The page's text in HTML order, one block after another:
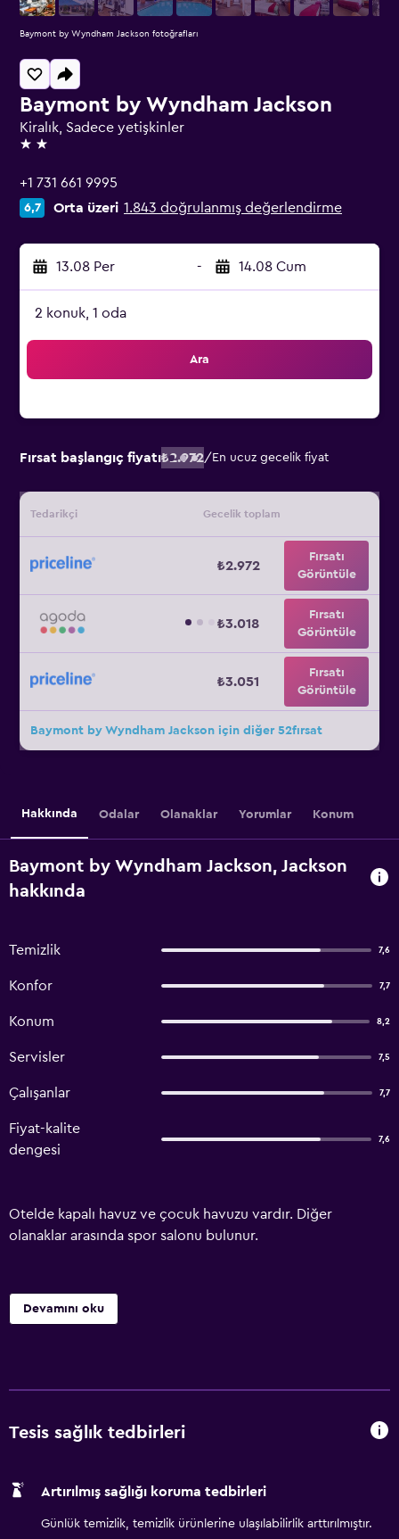
Baymont by Wyndham Jackson
Kiralık, Sadece yetişkinler
2 yıldız
+1 731 661 9995
6,7 Orta üzeri 1.843 doğrulanmış değerlendirme
13.08 Per - 14.08 Cum
2 konuk, 1 oda
Ara
Fırsat başlangıç fiyatı₺2.972/ En ucuz gecelik fiyat
Tedarikçi Gecelik toplam
₺2.972
Fırsatı
Görüntüle
₺3.018
Fırsatı
Görüntüle
₺3.051
Fırsatı
Görüntüle
Baymont by Wyndham Jackson için diğer 52fırsat
Baymont by Wyndham Jackson fotoğrafları
Hakkında Odalar Olanaklar Yorumlar Konum
Baymont by Wyndham Jackson, Jackson
hakkında
Temizlik 7,6
Konfor 7,7
Konum 8,2
Servisler 7,5
Çalışanlar 7,7
Fiyat-kalite
dengesi
7,6
Otelde kapalı havuz ve çocuk havuzu vardır. Diğer
olanaklar arasında spor salonu bulunur.
Devamını oku
Tesis sağlık tedbirleri
Artırılmış sağlığı koruma tedbirleri
Günlük temizlik, temizlik ürünlerine ulaşılabilirlik arttırılmıştır.